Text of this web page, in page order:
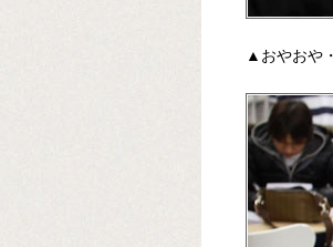
▲おやおや